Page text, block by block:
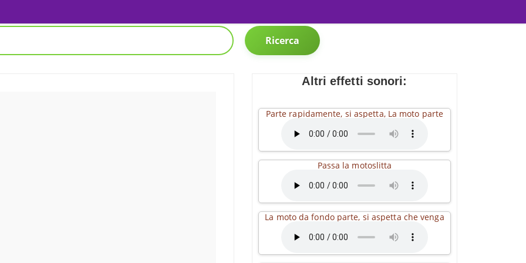
Ricerca
Altri effetti sonori:
Parte rapidamente, si aspetta, La moto parte
Passa la motoslitta
La moto da fondo parte, si aspetta che venga